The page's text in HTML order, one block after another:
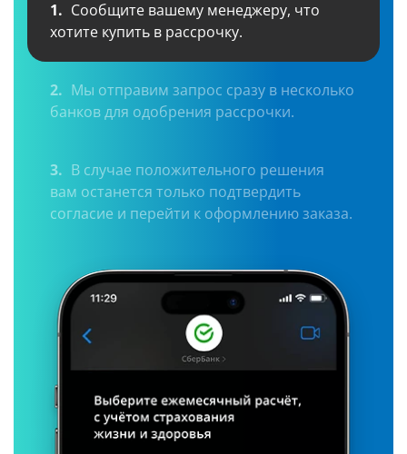
1. Сообщите вашему менеджеру, что
хотите купить в рассрочку.
2. Мы отправим запрос сразу в несколько
банков для одобрения рассрочки.
3. В случае положительного решения
вам останется только подтвердить
согласие и перейти к оформлению заказа.